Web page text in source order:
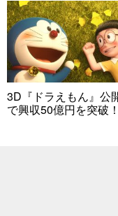
3D『ドラえもん』公
で興収50億円を突破！